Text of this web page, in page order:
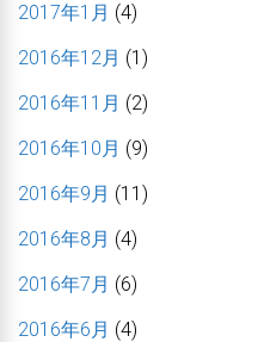
2017年1月 (4)
2016年12月 (1)
2016年11月 (2)
2016年10月 (9)
2016年9月 (11)
2016年8月 (4)
2016年7月 (6)
2016年6月 (4)